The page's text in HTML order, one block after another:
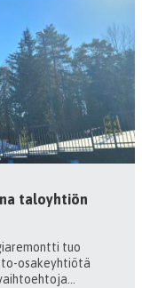
taloyhtiön
tuo
osakeyhtiötä